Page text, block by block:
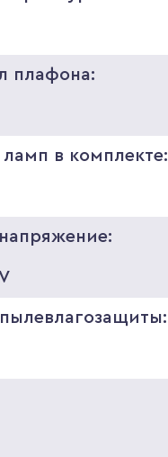
плафона:
в комплекте: